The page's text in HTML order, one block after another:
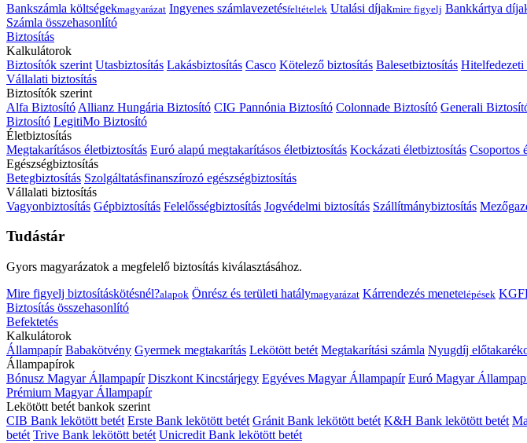
Bankszámla költségekmagyarázat Ingyenes számlavezetésfeltételek Utalási díjakmire figyelj Bankkártya
Számla összehasonlító
Biztosítás
Kalkulátorok
Biztosítók szerint Utasbiztosítás Lakásbiztosítás Casco Kötelező biztosítás Balesetbiztosítás Hitelfedezeti
Vállalati biztosítás
Biztosítók szerint
Alfa Biztosító Allianz Hungária Biztosító CIG Pannónia Biztosító Colonnade Biztosító Generali
Biztosító LegitiMo Biztosító
Életbiztosítás
Megtakarításos életbiztosítás Euró alapú megtakarításos életbiztosítás Kockázati életbiztosítás Csoportos
Egészségbiztosítás
Betegbiztosítás Szolgáltatásfinanszírozó egészségbiztosítás
Vállalati biztosítás
Vagyonbiztosítás Gépbiztosítás Felelősségbiztosítás Jogvédelmi biztosítás Szállítmánybiztosítás
Tudástár
Gyors magyarázatok a megfelelő biztosítás kiválasztásához.
Mire figyelj biztosításkötésnél?alapok Önrész és területi hatálymagyarázat Kárrendezés menetelépések
Biztosítás összehasonlító
Befektetés
Kalkulátorok
Állampapír Babakötvény Gyermek megtakarítás Lekötött betét Megtakarítási számla Nyugdíj
Állampapírok
Bónusz Magyar Állampapír Diszkont Kincstárjegy Egyéves Magyar Állampapír Euró Magyar
Prémium Magyar Állampapír
Lekötött betét bankok szerint
CIB Bank lekötött betét Erste Bank lekötött betét Gránit Bank lekötött betét K&H Bank lekötött betét
betét Trive Bank lekötött betét Unicredit Bank lekötött betét